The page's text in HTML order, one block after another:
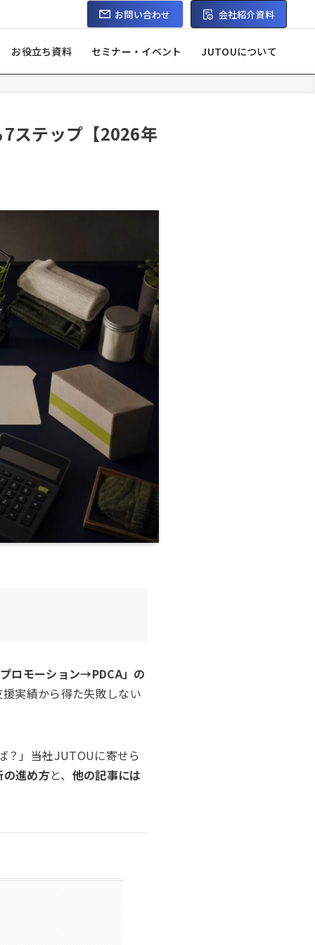
お問い合わせ 会社紹介資料
お役立ち資料 セミナー・イベント JUTOUについて
ステップ【2026年
ロモーション→PDCA」の
実績から得た失敗しない
」――当社JUTOUに寄せら
の進め方と、 他の記事には